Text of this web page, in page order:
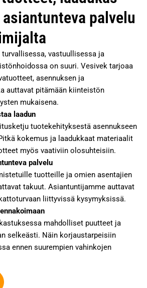
palvelu
vastuullisessa ja
on suuri. Vesivek tarjoaa
asennuksen ja
auttavat pitämään kiinteistön
mukaisena.
laadun
tuotekehityksestä asennukseen
kokemus ja laadukkaat materiaalit
myös vaativiin olosuhteisiin.
palvelu
tuotteille ja omien asentajien
takuut. Asiantuntijamme auttavat
liittyvissä kysymyksissä.
mahdolliset puutteet ja
selkeästi. Näin korjaustarpeisiin
ennen suurempien vahinkojen